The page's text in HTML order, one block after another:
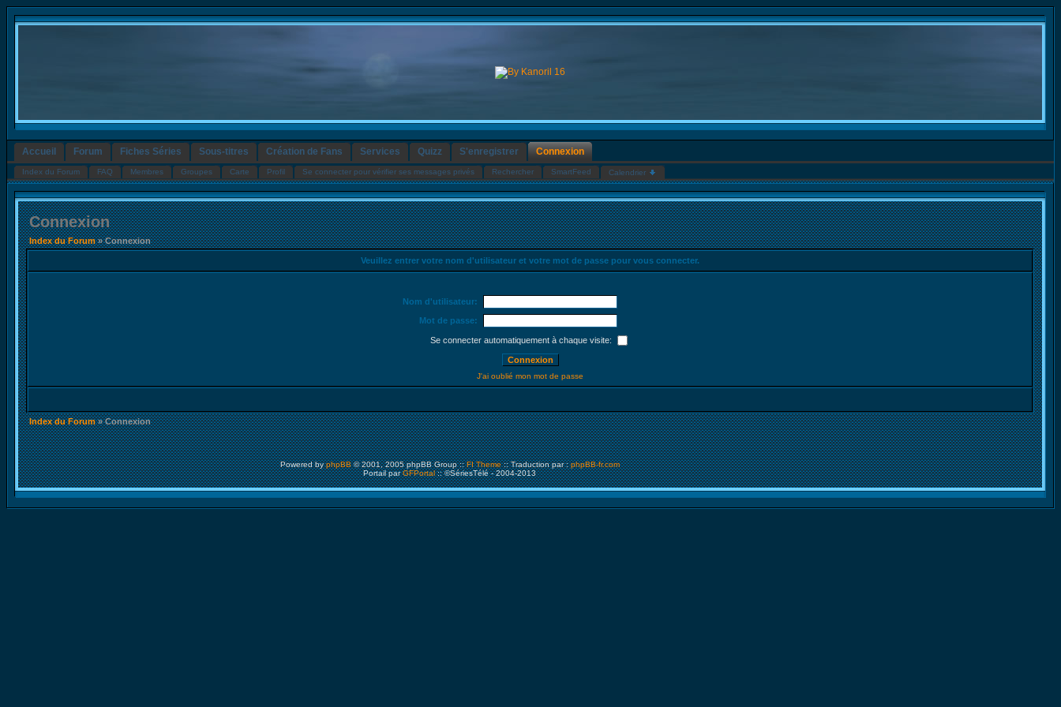
Accueil Forum Fiches Séries Sous-titres Création de Fans Services Quizz S'enregistrer Connexion
Index du Forum FAQ Membres Groupes Carte Profil Se connecter pour vérifier ses messages privés Rechercher SmartFeed Calendrier
Connexion
Index du Forum» Connexion
Veuillez entrer votre nom d'utilisateur et votre mot de passe pour vous connecter.
Nom d'utilisateur:
Mot de passe:
Se connecter automatiquement à chaque visite:
J'ai oublié mon mot de passe
Index du Forum» Connexion
Powered byphpBB© 2001, 2005 phpBB Group ::FI Theme :: Traduction par :phpBB-fr.com
Portail parGFPortal:: ©SériesTélé - 2004-2013